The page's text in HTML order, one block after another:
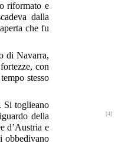
riformato e
dalla
che fu
di Navarra,
con
stesso
Si toglieano
[4]
della
d’Austria e
obbedivano